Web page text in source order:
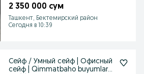
2 350 000 сум
Ташкент, Бектемирский район
Сегодня в 10:39
Сейф / Умный сейф | Офисный
сейф | Qimmatbaho buyumlar